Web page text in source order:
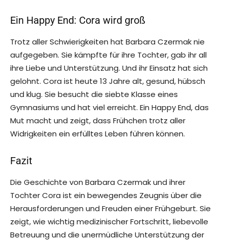
Ein Happy End: Cora wird groß
Trotz aller Schwierigkeiten hat Barbara Czermak nie
aufgegeben. Sie kämpfte für ihre Tochter, gab ihr all
ihre Liebe und Unterstützung. Und ihr Einsatz hat sich
gelohnt. Cora ist heute 13 Jahre alt, gesund, hübsch
und klug. Sie besucht die siebte Klasse eines
Gymnasiums und hat viel erreicht. Ein Happy End, das
Mut macht und zeigt, dass Frühchen trotz aller
Widrigkeiten ein erfülltes Leben führen können.
Fazit
Die Geschichte von Barbara Czermak und ihrer
Tochter Cora ist ein bewegendes Zeugnis über die
Herausforderungen und Freuden einer Frühgeburt. Sie
zeigt, wie wichtig medizinischer Fortschritt, liebevolle
Betreuung und die unermüdliche Unterstützung der